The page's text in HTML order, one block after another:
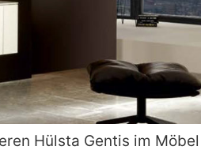
Hülsta Gentis im